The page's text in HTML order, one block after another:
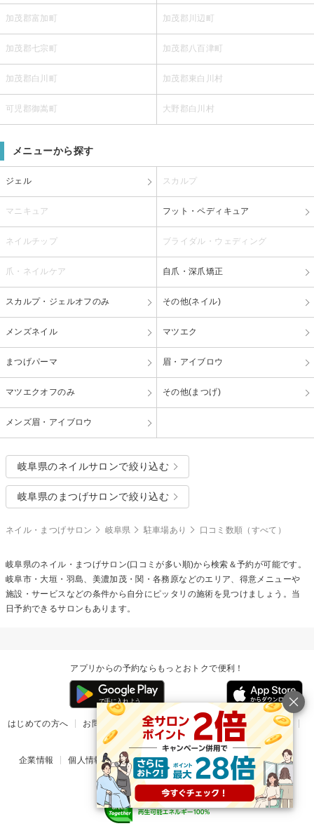
加茂郡富加町 加茂郡川辺町
加茂郡七宗町 加茂郡八百津町
加茂郡白川町 加茂郡東白川村
可児郡御嵩町 大野郡白川村
メニューから探す
ジェル スカルプ
マニキュア フット・ペディキュア
ネイルチップ ブライダル・ウェディング
爪・ネイルケア 自爪・深爪矯正
スカルプ・ジェルオフのみ その他(ネイル)
メンズネイル マツエク
まつげパーマ 眉・アイブロウ
マツエクオフのみ その他(まつげ)
メンズ眉・アイブロウ
岐阜県のネイルサロンで絞り込む
岐阜県のまつげサロンで絞り込む
ネイル・まつげサロン 岐阜県 駐車場あり 口コミ数順（すべて）
岐阜県のネイル・まつげサロン(口コミが多い順)から検索＆予約が可能です。
岐阜市・大垣・羽島、美濃加茂・関・各務原などのエリア、得意メニューや
施設・サービスなどの条件から自分にピッタリの施術を見つけましょう。当
日予約できるサロンもあります。
アプリからの予約ならもっとおトクで便利！
はじめての方へ お問い合わせ ヘルプ リリース情報
利用規約
掲載ご希望のサロン様
企業情報 個人情報保護方針 楽天のサービス一覧 アプリ一覧
© Rakuten Group, Inc.